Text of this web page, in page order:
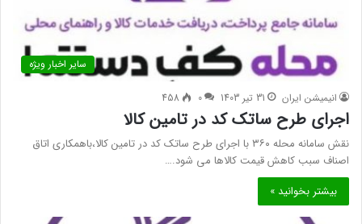
سایر اخبار ویژه
انیمیشن ایران 31 تیر 1403 0
458
اجرای طرح ساتک کد در تامین کالا
نقش سامانه محله ۳۶۰ با اجرای طرح ساتک کد در تامین كالا،باهمکاری اتاق
اصناف سبب كاهش قیمت کالاها می شود.…
بیشتر بخوانید »